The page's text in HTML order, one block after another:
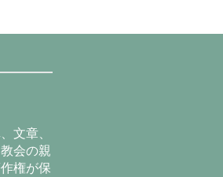
文章、
会の親
権が保